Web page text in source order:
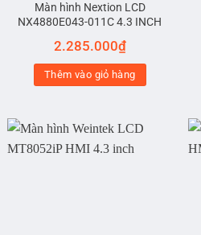
Màn hình Nextion LCD
NX4880E043-011C 4.3 INCH
2.285.000₫
Thêm vào giỏ hàng